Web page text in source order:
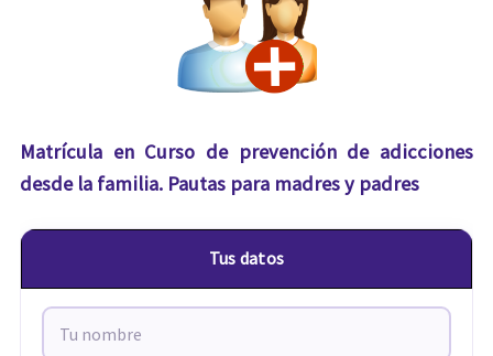
Matrícula en Curso de prevención de adicciones
desde la familia. Pautas para madres y padres
Tus datos